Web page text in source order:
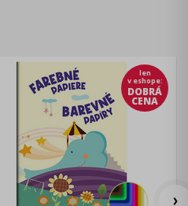
len
v eshope:
DOBRÁ
CENA